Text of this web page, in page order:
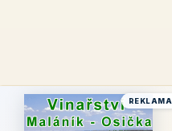
REKLAMA